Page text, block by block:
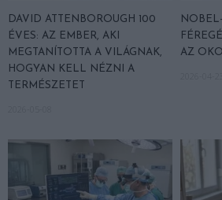
DAVID ATTENBOROUGH 100
ÉVES: AZ EMBER, AKI
MEGTANÍTOTTA A VILÁGNAK,
HOGYAN KELL NÉZNI A
TERMÉSZETET
AZ